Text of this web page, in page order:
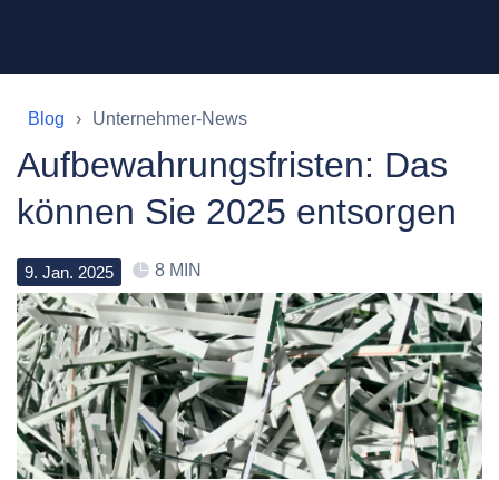
Blog Unternehmer-News
Aufbewahrungsfristen: Das
können Sie 2025 entsorgen
9. Jan. 2025 8 MIN